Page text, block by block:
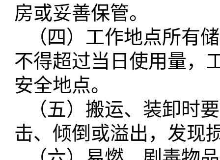
房或妥善保管。
（四）工作地点所有
不得超过当日使用量，
安全地点。
（五）搬运、装卸时
击、倾倒或溢出，发现